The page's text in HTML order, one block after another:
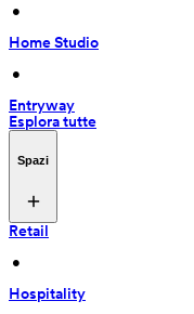
•
Home Studio
•
Entryway
Esplora tutte
Spazi
Retail
•
Hospitality